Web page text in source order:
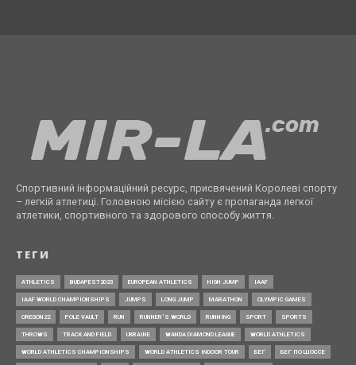
Спортивний інформаційний ресурс, присвячений Королеві спорту
– легкій атлетиці. Головною місією сайту є пропаганда легкої
атлетики, спортивного та здорового способу життя.
ТЕГИ
ATHLETICS BUDAPEST2023 EUROPEAN ATHLETICS HIGH JUMP IAAF
IAAF WORLD CHAMPIONSHIPS JUMPS LONG JUMP MARATHON OLYMPIC GAMES
OREGON22 POLE VAULT RUN RUNNER’S WORLD RUNNING SPORT SPORTS
THROWS TRACK AND FIELD UKRAINE WANDA DIAMOND LEAGUE WORLD ATHLETICS
WORLD ATHLETICS CHAMPIONSHIPS WORLD ATHLETICS INDOOR TOUR БЕГ БЕГ ПО ШОССЕ